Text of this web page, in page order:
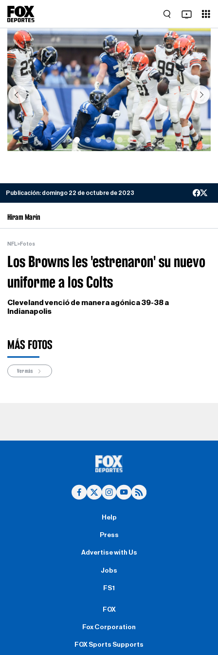
Previous Next
Publicación: domingo 22 de octubre de 2023
Hiram Marín
NFL>Fotos
Los Browns les 'estrenaron' su nuevo
uniforme a los Colts
Cleveland venció de manera agónica 39-38 a
Indianapolis
MÁS FOTOS
Ver más
Help
Press
Advertise with Us
Jobs
FS1
FOX
Fox Corporation
FOX Sports Supports